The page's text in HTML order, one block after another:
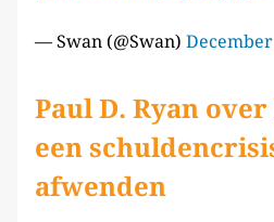
— Swan (@Swan)
Paul D. Ryan
een
afwenden